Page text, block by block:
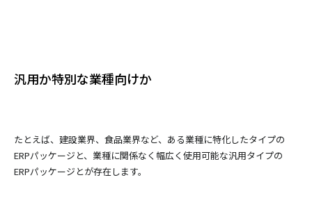
汎用か特別な業種向けか
たとえば、建設業界、食品業界など、ある業種に特化したタイプの
ERPパッケージと、業種に関係なく幅広く使用可能な汎用タイプの
ERPパッケージとが存在します。